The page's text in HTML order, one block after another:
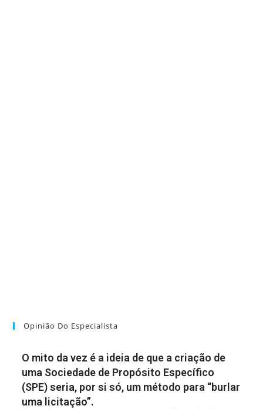
Opinião Do Especialista
O mito da vez é a ideia de que a criação de
uma Sociedade de Propósito Específico
(SPE) seria, por si só, um método para “burlar
uma licitação”.